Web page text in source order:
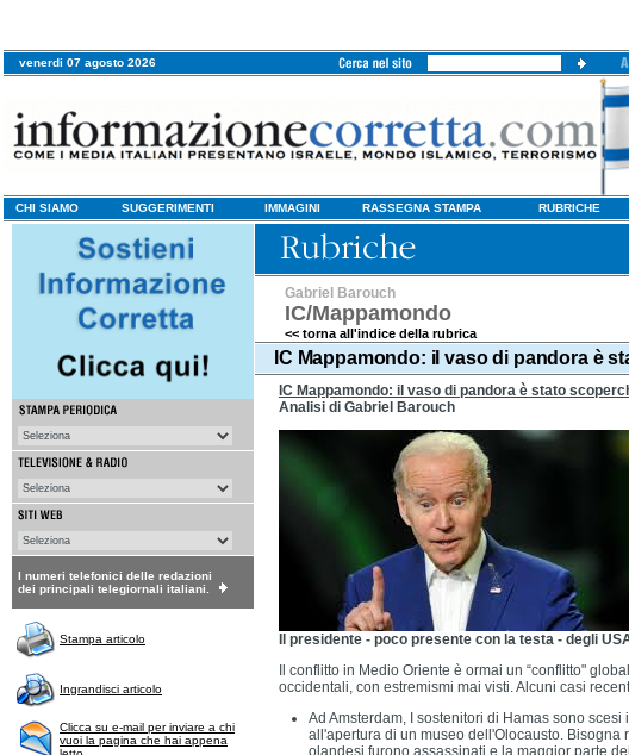
venerdi 07 agosto 2026
CHI SIAMO SUGGERIMENTI IMMAGINI RASSEGNA STAMPA RUBRICHE
I numeri telefonici delle redazioni
dei principali telegiornali italiani.
Stampa articolo
Ingrandisci articolo
Clicca su e-mail per inviare a chi
vuoi la pagina che hai appena
Gabriel Barouch
IC/Mappamondo
<< torna all'indice della rubrica
IC Mappamondo: il vaso di pandora è
IC Mappamondo: il vaso di pandora è stato
Analisi di Gabriel Barouch
Il presidente - poco presente con la testa - degli
Il conflitto in Medio Oriente è ormai un “conflitto"
occidentali, con estremismi mai visti. Alcuni casi
Ad Amsterdam, I sostenitori di Hamas sono
all'apertura di un museo dell'Olocausto. Bisogna
olandesi furono assassinati e la maggior parte